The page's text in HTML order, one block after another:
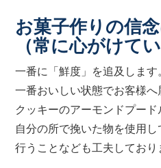
お菓子作りの信
（常に心がけて
一番に「鮮度」を追及しま
一番おいしい状態でお客様へ
クッキーのアーモンドプー
自分の所で挽いた物を使用
行うことなども工夫しており